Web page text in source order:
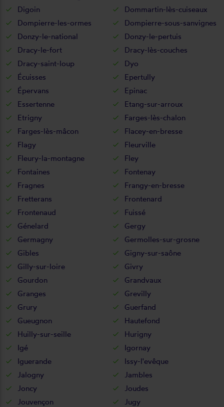
Digoin
Dommartin-lès-cuiseaux
Dompierre-les-ormes
Dompierre-sous-sanvignes
Donzy-le-national
Donzy-le-pertuis
Dracy-le-fort
Dracy-lès-couches
Dracy-saint-loup
Dyo
Écuisses
Epertully
Épervans
Epinac
Essertenne
Etang-sur-arroux
Etrigny
Farges-lès-chalon
Farges-lès-mâcon
Flacey-en-bresse
Flagy
Fleurville
Fleury-la-montagne
Fley
Fontaines
Fontenay
Fragnes
Frangy-en-bresse
Fretterans
Frontenard
Frontenaud
Fuissé
Génelard
Gergy
Germagny
Germolles-sur-grosne
Gibles
Gigny-sur-saône
Gilly-sur-loire
Givry
Gourdon
Grandvaux
Granges
Grevilly
Grury
Guerfand
Gueugnon
Hautefond
Huilly-sur-seille
Hurigny
Igé
Igornay
Iguerande
Issy-l'evêque
Jalogny
Jambles
Joncy
Joudes
Jouvençon
Jugy